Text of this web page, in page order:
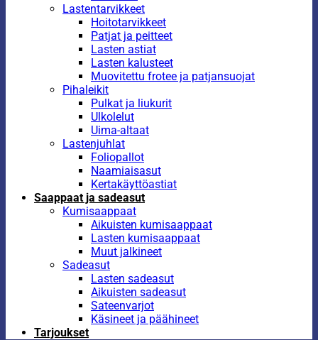
Lastentarvikkeet
Hoitotarvikkeet
Patjat ja peitteet
Lasten astiat
Lasten kalusteet
Muovitettu frotee ja patjansuojat
Pihaleikit
Pulkat ja liukurit
Ulkolelut
Uima-altaat
Lastenjuhlat
Foliopallot
Naamiaisasut
Kertakäyttöastiat
Saappaat ja sadeasut
Kumisaappaat
Aikuisten kumisaappaat
Lasten kumisaappaat
Muut jalkineet
Sadeasut
Lasten sadeasut
Aikuisten sadeasut
Sateenvarjot
Käsineet ja päähineet
Tarjoukset